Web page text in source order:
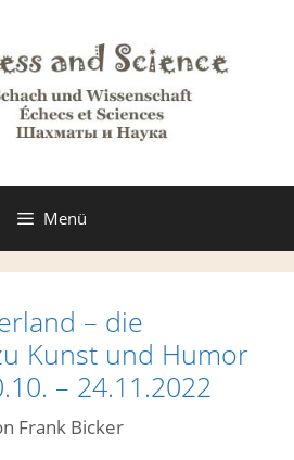
Menü
– die
Kunst und Humor
– 24.11.2022
Frank Bicker